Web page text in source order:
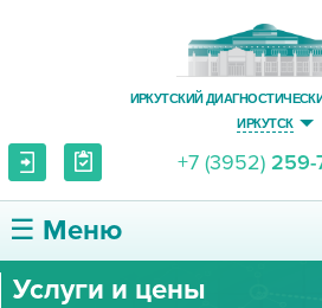
ИРКУТСКИЙ
ИРКУТСК
+7 (3952) 259-
☰ Меню
О ЦЕНТРЕ
Услуги и цены